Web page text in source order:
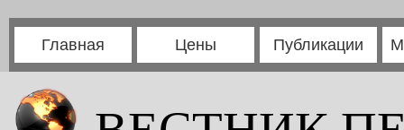
Главная Цены Публикации